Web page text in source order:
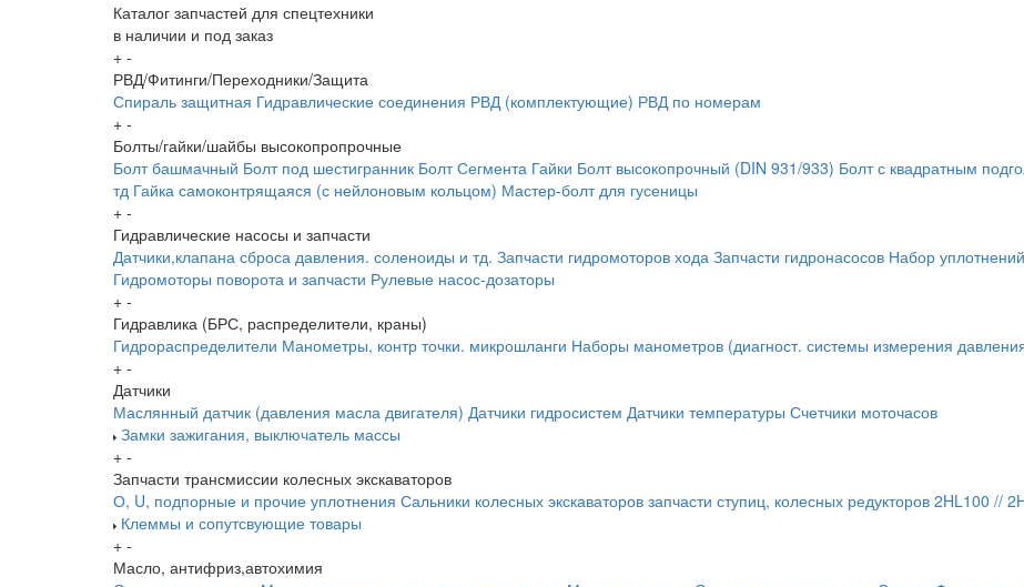
Каталог запчастей для спецтехники
в наличии и под заказ
+ -
РВД/Фитинги/Переходники/Защита
Спираль защитная Гидравлические соединения РВД (комплектующие) РВД по номерам
+ -
Болты/гайки/шайбы высокопропрочные
Болт башмачный Болт под шестигранник Болт Сегмента Гайки Болт высокопрочный (DIN 931/933) Болт с квадратным
тд Гайка самоконтрящаяся (с нейлоновым кольцом) Мастер-болт для гусеницы
+ -
Гидравлические насосы и запчасти
Датчики,клапана сброса давления. соленоиды и тд. Запчасти гидромоторов хода Запчасти гидронасосов Набор
Гидромоторы поворота и запчасти Рулевые насос-дозаторы
+ -
Гидравлика (БРС, распределители, краны)
Гидрораспределители Манометры, контр точки. микрошланги Наборы манометров (диагност. системы измерения
+ -
Датчики
Маслянный датчик (давления масла двигателя) Датчики гидросистем Датчики температуры Счетчики моточасов
Замки зажигания, выключатель массы
+ -
Запчасти трансмиссии колесных экскаваторов
О, U, подпорные и прочие уплотнения Сальники колесных экскаваторов запчасти ступиц, колесных редукторов 2HL100 //
Клеммы и сопутсвующие товары
+ -
Масло, антифриз,автохимия